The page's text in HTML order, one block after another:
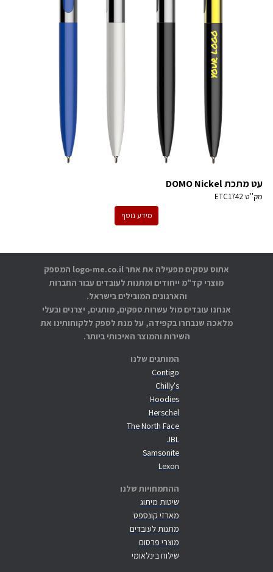
עט מתכת DOMO Nickel
מק''טETC1742
מידע נוסף
המותגים שלנו
Contigo
Chilly's
Hoodies
Herschel
The North Face
JBL
Samsonite
Lexon
ההתמחויות שלנו
שיטות מיתוג
מארזי קונספט
מתנות לעובדים
מוצרי פרסום
שילוח בינלאומי
אתוס עסקים מפעילה את אתר logo-me.co.il המספק
מוצרי קד"מ ייחודים ומתנות לעובדים עבור החברות
והארגונים המובילים בישראל.
אנחנו עובדים מול עשרות ספקים, מותגים, יצרנים ובעלי
מלאכה שנבחרו בקפידה, על מנת לספק ללקוחותינו את
השירות והמוצר האיכותי ביותר.